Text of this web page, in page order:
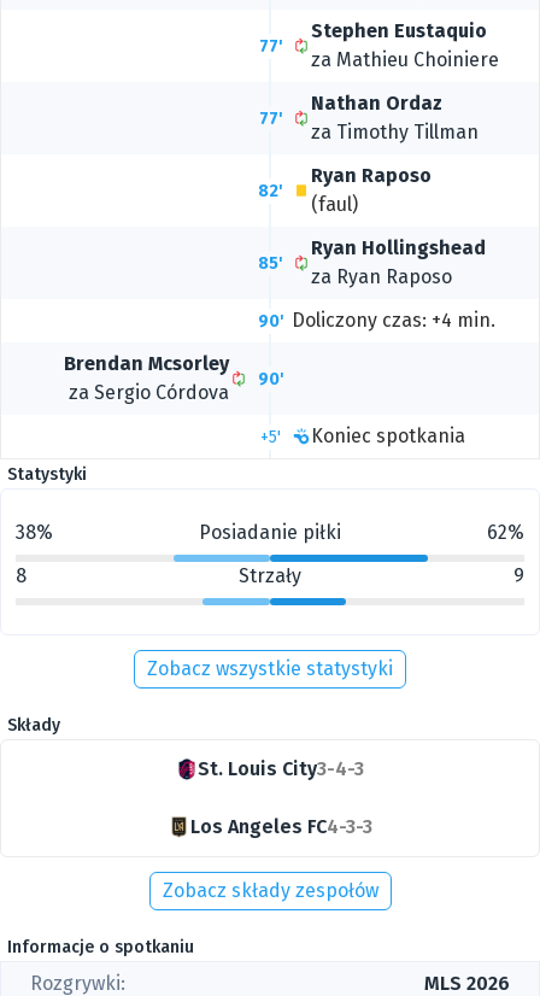
77'
Stephen Eustaquio
za Mathieu Choiniere
77'
Nathan Ordaz
za Timothy Tillman
82'
Ryan Raposo
(faul)
85'
Ryan Hollingshead
za Ryan Raposo
90' Doliczony czas: +4 min.
Brendan Mcsorley
za Sergio Córdova
90'
+5' Koniec spotkania
Statystyki
38% Posiadanie piłki
62%
8
Strzały 9
Zobacz wszystkie statystyki
Składy
St. Louis City3-4-3
Los Angeles FC4-3-3
Zobacz składy zespołów
Informacje o spotkaniu
Rozgrywki:
MLS 2026